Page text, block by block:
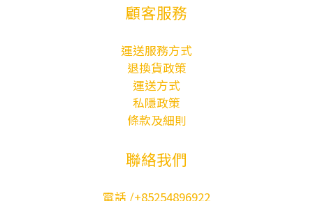
顧客服務
運送服務方式
退換貨政策
運送方式
私隱政策
條款及細則
聯絡我們
電話 /+85254896922